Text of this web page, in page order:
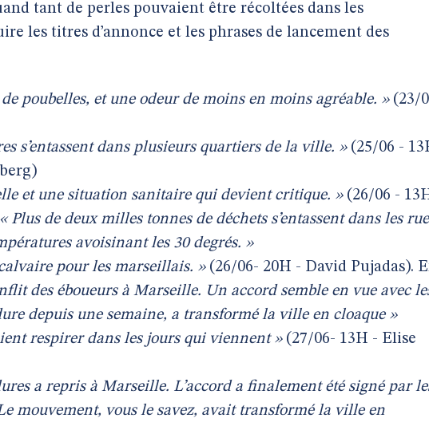
tant de perles pouvaient être récoltées dans les
les titres d’annonce et les phrases de lancement des
poubelles, et une odeur de moins en moins agréable. »(23/
s’entassent dans plusieurs quartiers de la ville. »(25/06 -
et une situation sanitaire qui devient critique. »(26/06 -
« Plus de deux milles tonnes de déchets s’entassent dans les
avoisinant les 30 degrés. »
pour les marseillais. »(26/06- 20H - David Pujadas).
des éboueurs à Marseille. Un accord semble en vue avec
depuis une semaine, a transformé la ville en cloaque »
respirer dans les jours qui viennent »(27/06- 13H - Elise
a repris à Marseille. L’accord a finalement été signé par
mouvement, vous le savez, avait transformé la ville en